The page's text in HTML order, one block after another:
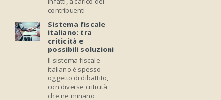
contribuenti
Sistema fiscale
italiano: tra
criticità e
possibili soluzioni
Il sistema fiscale
italiano è spesso
oggetto di dibattito,
con diverse criticità
che ne minano